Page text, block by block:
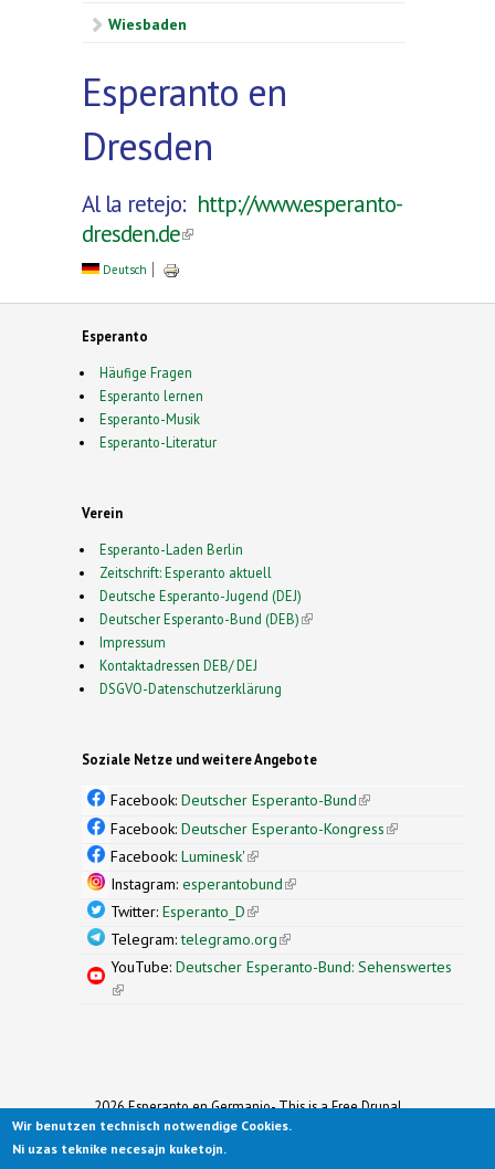
Wiesbaden
Esperanto en
Dresden
Al la retejo: http://www.esperanto-
dresden.de(link is external)
Deutsch
Esperanto
Häufige Fragen
Esperanto lernen
Esperanto-Musik
Esperanto-Literatur
Verein
Esperanto-Laden Berlin
Zeitschrift: Esperanto aktuell
Deutsche Esperanto-Jugend (DEJ)
Deutscher Esperanto-Bund (DEB)(link is external)
Impressum
Kontaktadressen DEB/ DEJ
DSGVO-Datenschutzerklärung
Soziale Netze und weitere Angebote
Facebook: Deutscher Esperanto-Bund(link is
external)
Facebook: Deutscher Esperanto-Kongress(link is
Facebook: Luminesk'(link is external)
Instagram: esperantobund(link is external)
Twitter: Esperanto_D(link is external)
Telegram:telegramo.org(link is external)
YouTube: Deutscher Esperanto-Bund: Sehenswertes
(link is external)
2026 Esperanto en Germanio- This is a Free Drupal
Theme
Ported to Drupal for the Open Source Community by
Wir benutzen technisch notwendige Cookies.
Ni uzas teknike necesajn kuketojn.